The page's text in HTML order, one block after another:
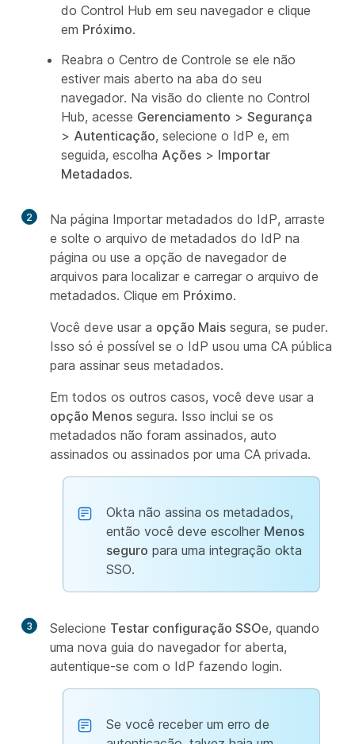
do Control Hub em seu navegador e clique
em Próximo.
Reabra o Centro de Controle se ele não
estiver mais aberto na aba do seu
navegador. Na visão do cliente no Control
Hub, acesse Gerenciamento > Segurança
> Autenticação, selecione o IdP e, em
seguida, escolha Ações > Importar
Metadados.
2
Na página Importar metadados do IdP, arraste
e solte o arquivo de metadados do IdP na
página ou use a opção de navegador de
arquivos para localizar e carregar o arquivo de
metadados. Clique em Próximo.
Você deve usar a opção Mais segura, se puder.
Isso só é possível se o IdP usou uma CA pública
para assinar seus metadados.
Em todos os outros casos, você deve usar a
opção Menos segura. Isso inclui se os
metadados não foram assinados, auto
assinados ou assinados por uma CA privada.
Okta não assina os metadados,
então você deve escolher Menos
seguro para uma integração okta
SSO.
3 Selecione Testar configuração SSOe, quando
uma nova guia do navegador for aberta,
autentique-se com o IdP fazendo login.
Se você receber um erro de